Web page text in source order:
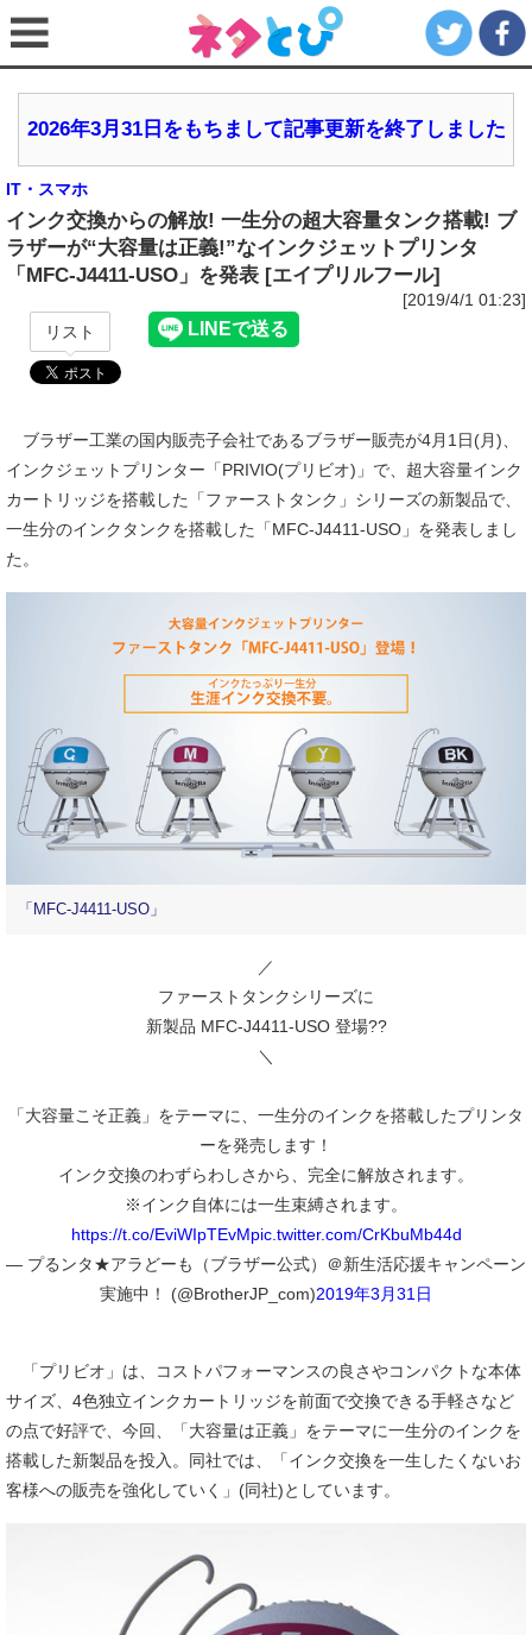
2026年3月31日をもちまして記事更新を終了しました
IT・スマホ
インク交換からの解放! 一生分の超大容量タンク搭載! ブ
ラザーが“大容量は正義!”なインクジェットプリンタ
「MFC-J4411-USO」を発表 [エイプリルフール]
[2019/4/1 01:23]
リスト
ブラザー工業の国内販売子会社であるブラザー販売が4月1日(月)、
インクジェットプリンター「PRIVIO(プリビオ)」で、超大容量インク
カートリッジを搭載した「ファーストタンク」シリーズの新製品で、
一生分のインクタンクを搭載した「MFC-J4411-USO」を発表しまし
た。
「MFC-J4411-USO」
／
ファーストタンクシリーズに
新製品 MFC-J4411-USO 登場??
＼
「大容量こそ正義」をテーマに、一生分のインクを搭載したプリンタ
ーを発売します！
インク交換のわずらわしさから、完全に解放されます。
※インク自体には一生束縛されます。
https://t.co/EviWIpTEvMpic.twitter.com/CrKbuMb44d
— プるンタ★アラどーも（ブラザー公式）＠新生活応援キャンペーン
実施中！ (@BrotherJP_com)2019年3月31日
「プリビオ」は、コストパフォーマンスの良さやコンパクトな本体
サイズ、4色独立インクカートリッジを前面で交換できる手軽さなど
の点で好評で、今回、「大容量は正義」をテーマに一生分のインクを
搭載した新製品を投入。同社では、「インク交換を一生したくないお
客様への販売を強化していく」(同社)としています。